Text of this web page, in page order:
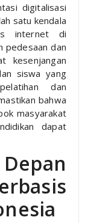
digitalisasi
satu kendala
internet di
pedesaan dan
kesenjangan
siswa yang
dan
bahwa
masyarakat
dapat